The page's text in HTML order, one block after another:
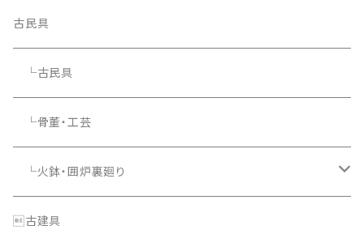
古民具
└古民具
└骨董・工芸
└火鉢・囲炉裏廻り
└照明器具
古建具